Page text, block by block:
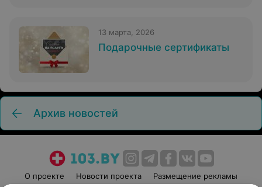
13 марта, 2026
Подарочные сертификаты
Архив новостей
О проекте Новости проекта
Размещение рекламы